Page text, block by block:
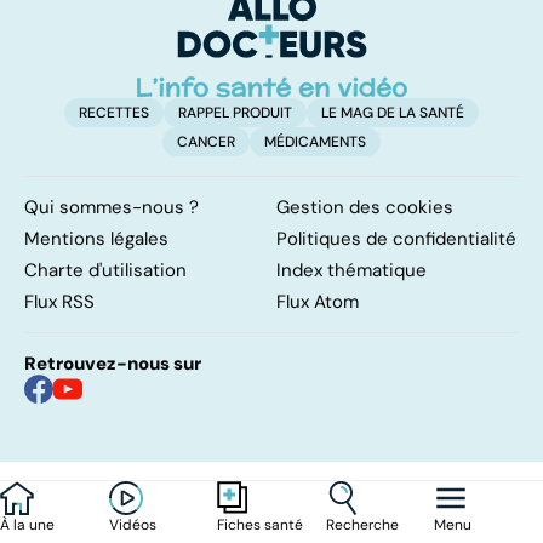
À la une Vidéos Fiches santé Recherche Menu
!
RECETTES RAPPEL PRODUIT
LE MAG DE LA SANTÉ
CANCER
MÉDICAMENTS
Qui sommes-nous ?
Gestion des cookies
Mentions légales
Politiques de confidentialité
Charte d'utilisation
Index thématique
Flux RSS
Flux Atom
Retrouvez-nous sur